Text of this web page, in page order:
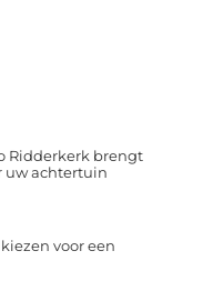
Ridderkerk brengt
uw achtertuin
voor een